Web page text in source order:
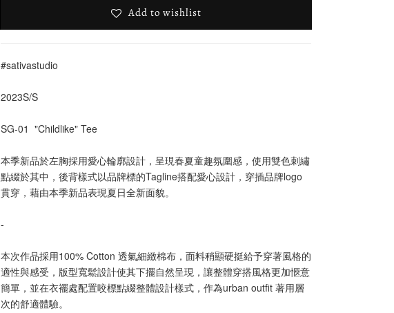
Add to wishlist
#sativastudio
2023S/S
SG-01  "Childlike" Tee
本季新品於左胸採用愛心輪廓設計，呈現春夏童趣氛圍感，使用雙色刺繡
點綴於其中，後背樣式以品牌標的Tagline搭配愛心設計，穿插品牌logo
貫穿，藉由本季新品表現夏日全新面貌。
-
本次作品採用100% Cotton 透氣細緻棉布，面料稍顯硬挺給予穿著風格的
適性與感受，版型寬鬆設計使其下擺自然呈現，讓整體穿搭風格更加愜意
簡單，並在衣襬處配置咬標點綴整體設計樣式，作為urban outfit 著用層
次的舒適體驗。